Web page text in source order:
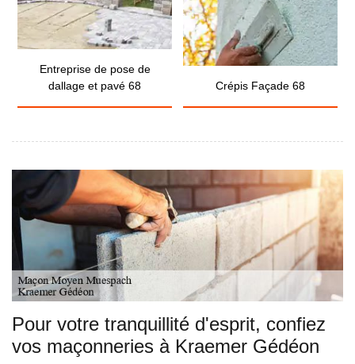
Entreprise de pose de
dallage et pavé 68
Crépis Façade 68
Pour votre tranquillité d'esprit, confiez
vos maçonneries à Kraemer Gédéon